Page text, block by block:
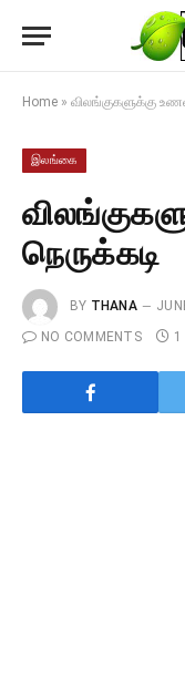
Home » விலங்குகளுக்கு
இலங்கை
நெருக்கடி
BY THANA
NO COMMENTS
1